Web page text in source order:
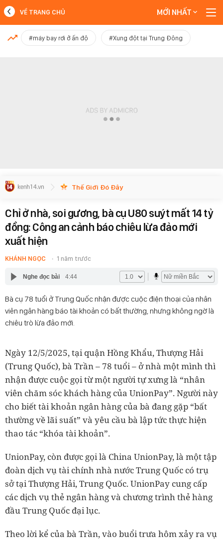
MỚI NHẤT
VỀ TRANG CHỦ MỚI NHẤT
#máy bay rơi ở ấn độ #Xung đột tại Trung Đông
Thế Giới Đó Đây
Chỉ ở nhà, soi gương, bà cụ U80 suýt mất 14 tỷ
đồng: Công an cảnh báo chiêu lừa đảo mới
xuất hiện
KHÁNH NGỌC 1 năm trước
Nghe đọc bài 4:44
Bà cụ 78 tuổi ở Trung Quốc nhận được cuộc điện thoại của nhân
viên ngân hàng báo tài khoản có bất thường, nhưng không ngờ là
chiêu trò lừa đảo mới.
Ngày 12/5/2025, tại quận Hồng Khẩu, Thượng Hải
(Trung Quốc), bà Trần – 78 tuổi – ở nhà một mình thì
nhận được cuộc gọi từ một người tự xưng là “nhân
viên chăm sóc khách hàng của UnionPay”. Người này
cho biết tài khoản ngân hàng của bà đang gặp “bất
thường về lãi suất” và yêu cầu bà lập tức thực hiện
thao tác “khóa tài khoản”.
UnionPay, còn được gọi là China UnionPay, là một tập
đoàn dịch vụ tài chính nhà nước Trung Quốc có trụ
sở tại Thượng Hải, Trung Quốc. UnionPay cung cấp
các dịch vụ thẻ ngân hàng và chương trình thẻ hàng
đầu Trung Quốc đại lục.
Theo lời kể của bà Trần, vào buổi trưa hôm xảy ra vụ